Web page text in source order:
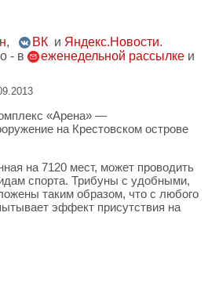
, ВК и Яндекс.Новости.
- в
еженедельной рассылке и
«Арена» —
на Крестовском острове
на 7120 мест, может проводить
спорта. Трибуны с удобными,
таким образом, что с любого
эффект присутствия на
1300 квадратных